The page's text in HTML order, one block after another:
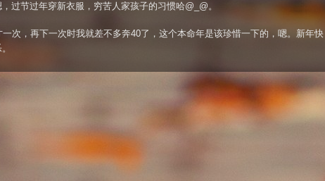
过节过年穿新衣服，穷苦人家孩子的习惯哈@_@。
一次，再下一次时我就差不多奔40了，这个本命年是该珍惜一下的，嗯。新年快